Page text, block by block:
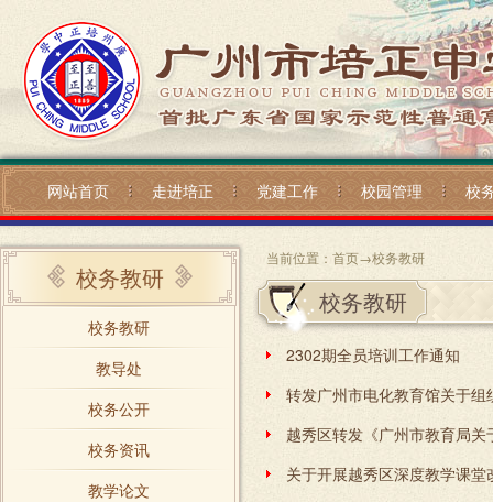
网站首页 走进培正 党建工作 校园管理 校
校务教研
校务教研
教导处
校务公开
校务资讯
教学论文
当前位置： 首页→校务教研
校务教研
2302期全员培训工作通知